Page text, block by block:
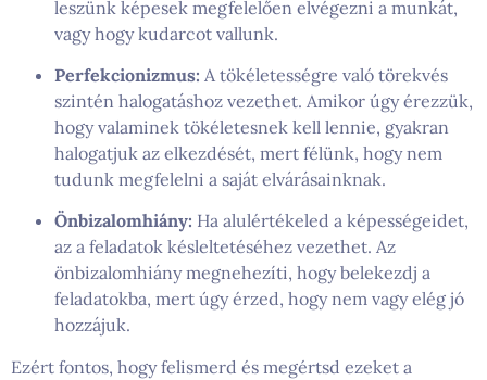
leszünk képesek megfelelően elvégezni a munkát,
vagy hogy kudarcot vallunk.
Perfekcionizmus: A tökéletességre való törekvés
szintén halogatáshoz vezethet. Amikor úgy érezzük,
hogy valaminek tökéletesnek kell lennie, gyakran
halogatjuk az elkezdését, mert félünk, hogy nem
tudunk megfelelni a saját elvárásainknak.
Önbizalomhiány: Ha alulértékeled a képességeidet,
az a feladatok késleltetéséhez vezethet. Az
önbizalomhiány megnehezíti, hogy belekezdj a
feladatokba, mert úgy érzed, hogy nem vagy elég jó
hozzájuk.
Ezért fontos, hogy felismerd és megértsd ezeket a